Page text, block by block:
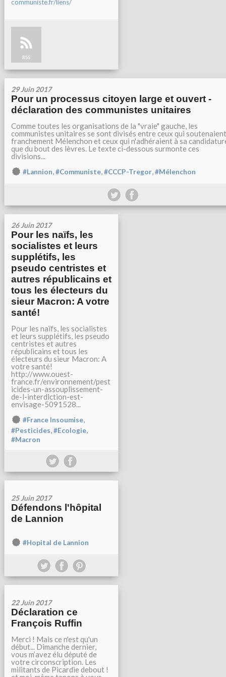
communiste.fr/liens/
RSS
29 Juin 2017
Pour un processus citoyen large et ouvert -
déclaration des communistes unitaires
Comme toutes les organisations de la "vraie" gauche, les
communistes unitaires se sont divisés entre ceux qui soutenaient
franchement Mélenchon et ceux qui n'adhéraient à sa
que du bout des lèvres. Le texte ci-dessous surmonte ces
divisions...
#Lannion,#Communiste,#CCCP-Tregor,#Mélenchon
26 Juin 2017
Pour les naïfs, les
socialistes et leurs
supplétifs, les
pseudo centristes et
autres républicains et
tous les électeurs du
sieur Macron: A votre
santé!
Pour les naïfs, les socialistes
et leurs supplétifs, les pseudo
centristes et autres
républicains et tous les
électeurs du sieur Macron: A
votre santé!
http://www.ouest-
france.fr/environnement/pest
icides-un-assouplissement-
de-l-interdiction-est-
envisage-5091528...
#France Insoumise,
#Pesticides,#Ecologie,
#Macron
25 Juin 2017
Défendons l'hôpital
de Lannion
#Hopital de Lannion
22 Juin 2017
Déclaration ce
François Ruffin
Merci ! Mais ce n'est qu'un
début... Dimanche dernier,
vous m’avez élu député de
votre circonscription. Les
militants de Picardie debout !